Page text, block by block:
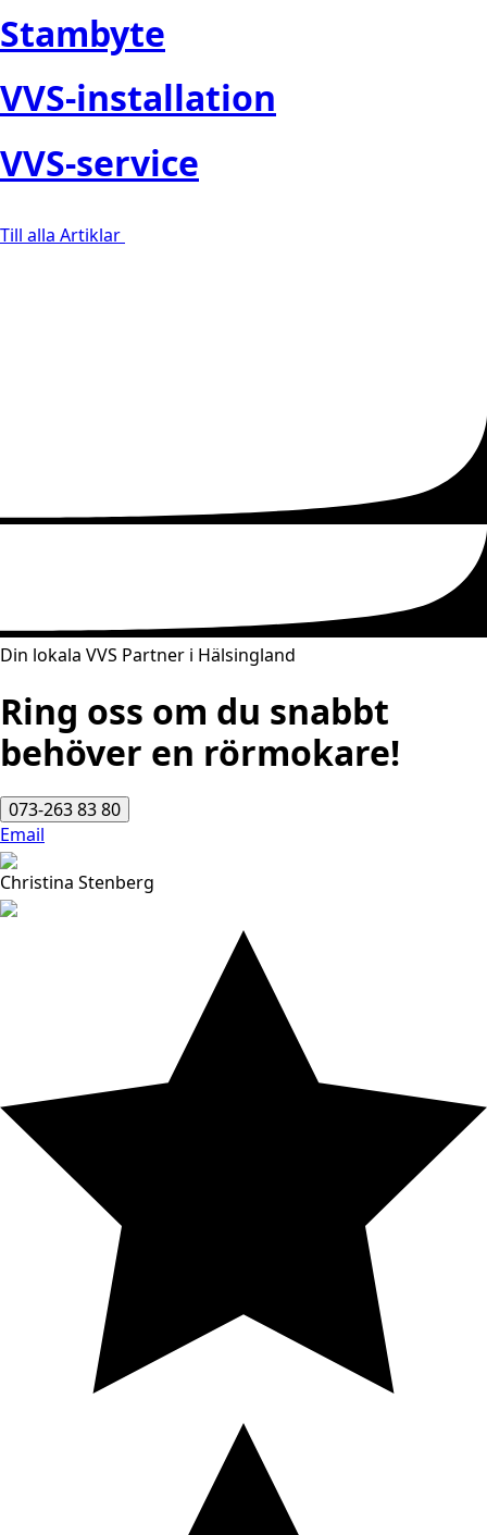
Stambyte
VVS-installation
VVS-service
Till alla Artiklar
Din lokala VVS Partner i Hälsingland
Ring oss om du snabbt
behöver en rörmokare!
073-263 83 80
Email
Christina Stenberg